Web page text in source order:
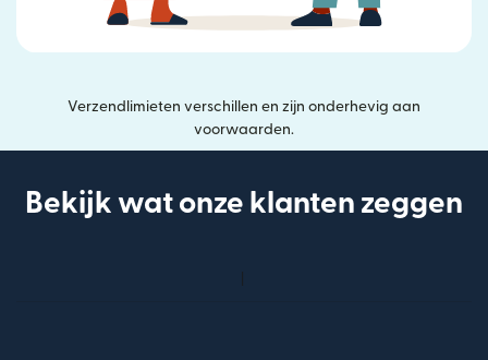
Verzendlimieten verschillen en zijn onderhevig aan
voorwaarden.
Bekijk wat onze klanten zeggen